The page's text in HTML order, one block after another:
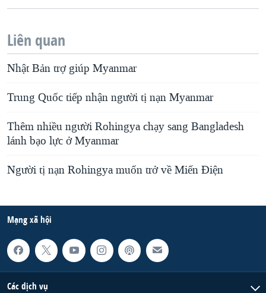
Liên quan
Nhật Bản trợ giúp Myanmar
Trung Quốc tiếp nhận người tị nạn Myanmar
Thêm nhiều người Rohingya chạy sang Bangladesh
lánh bạo lực ở Myanmar
Người tị nạn Rohingya muốn trở về Miến Điện
Mạng xã hội
Các dịch vụ